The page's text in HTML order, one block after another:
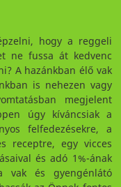
hogy a reggeli
ne fussa át kedvenc
A hazánkban élő vak
is nehezen vagy
megjelent
úgy kíváncsiak a
felfedezésekre, a
receptre, egy vicces
és adó 1%-ának
vak és gyengénlátó